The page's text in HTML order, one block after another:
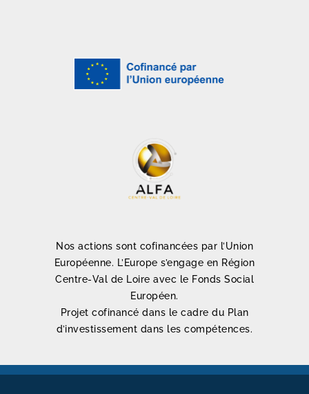
Nos actions sont cofinancées par l’Union
Européenne. L’Europe s’engage en Région
Centre-Val de Loire avec le Fonds Social
Européen.
Projet cofinancé dans le cadre du Plan
d’investissement dans les compétences.